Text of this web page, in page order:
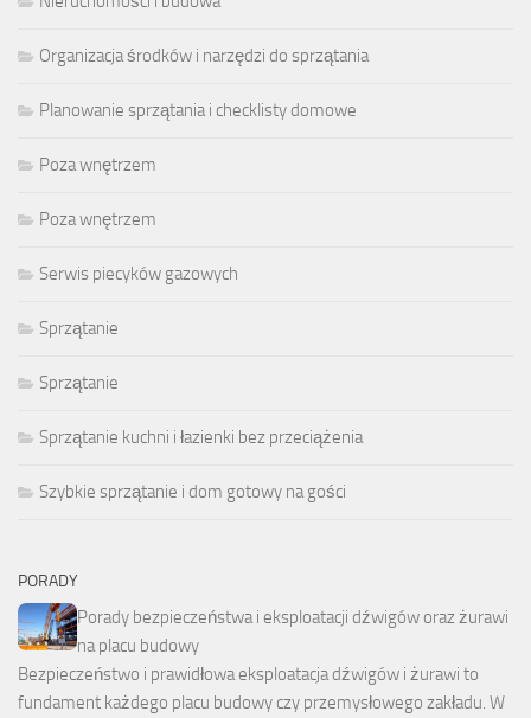
Organizacja środków i narzędzi do sprzątania
Planowanie sprzątania i checklisty domowe
Poza wnętrzem
Poza wnętrzem
Serwis piecyków gazowych
Sprzątanie
Sprzątanie
Sprzątanie kuchni i łazienki bez przeciążenia
Szybkie sprzątanie i dom gotowy na gości
PORADY
Porady bezpieczeństwa i eksploatacji dźwigów oraz żurawi
na placu budowy
Bezpieczeństwo i prawidłowa eksploatacja dźwigów i żurawi to
fundament każdego placu budowy czy przemysłowego zakładu. W